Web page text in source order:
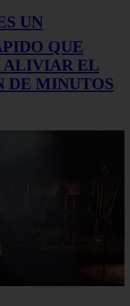
UN
QUE
ALIVIAR EL
DE MINUTOS